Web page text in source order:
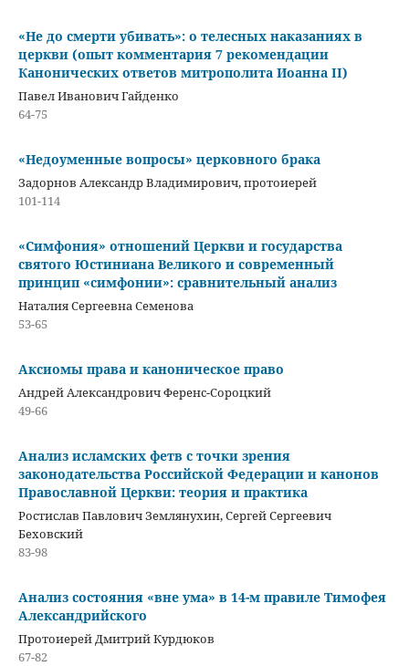
«Не до смерти убивать»: о телесных наказаниях в
церкви (опыт комментария 7 рекомендации
Канонических ответов митрополита Иоанна II)
Павел Иванович Гайденко
64-75
«Недоуменные вопросы» церковного брака
Задорнов Александр Владимирович, протоиерей
101-114
«Симфония» отношений Церкви и государства
святого Юстиниана Великого и современный
принцип «симфонии»: сравнительный анализ
Наталия Сергеевна Семенова
53-65
Аксиомы права и каноническое право
Андрей Александрович Ференс-Сороцкий
49-66
Анализ исламских фетв с точки зрения
законодательства Российской Федерации и канонов
Православной Церкви: теория и практика
Ростислав Павлович Землянухин, Сергей Сергеевич
Беховский
83-98
Анализ состояния «вне ума» в 14-м правиле Тимофея
Александрийского
Протоиерей Дмитрий Курдюков
67-82